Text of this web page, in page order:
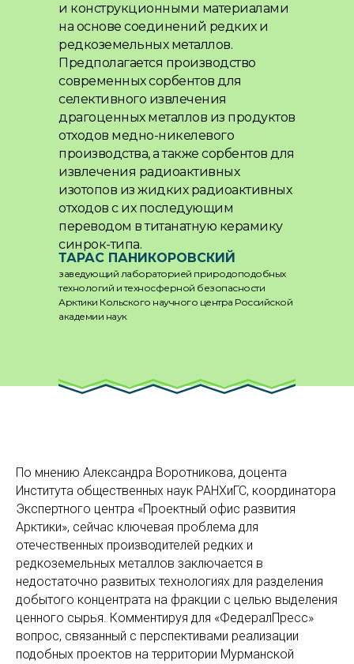
и конструкционными материалами
на основе соединений редких и
редкоземельных металлов.
Предполагается производство
современных сорбентов для
селективного извлечения
драгоценных металлов из продуктов
отходов медно-никелевого
производства, а также сорбентов для
извлечения радиоактивных
изотопов из жидких радиоактивных
отходов с их последующим
переводом в титанатную керамику
синрок-типа.
ТАРАС ПАНИКОРОВСКИЙ
заведующий лабораторией природоподобных
технологий и техносферной безопасности
Арктики Кольского научного центра Российской
академии наук
По мнению Александра Воротникова, доцента
Института общественных наук РАНХиГС, координатора
Экспертного центра «Проектный офис развития
Арктики», сейчас ключевая проблема для
отечественных производителей редких и
редкоземельных металлов заключается в
недостаточно развитых технологиях для разделения
добытого концентрата на фракции с целью выделения
ценного сырья. Комментируя для «ФедералПресс»
вопрос, связанный с перспективами реализации
подобных проектов на территории Мурманской